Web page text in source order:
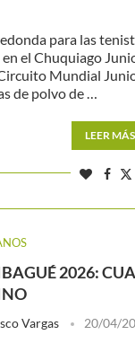
para las
el Chuquiago
Mundial
de polvo de …
LEER MÁS
2026:
Vargas 20/04/